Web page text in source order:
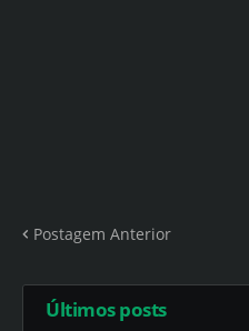
Postagem Anterior
Últimos posts